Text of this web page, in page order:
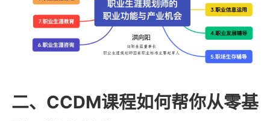
二、CCDM课程如何帮你从零基